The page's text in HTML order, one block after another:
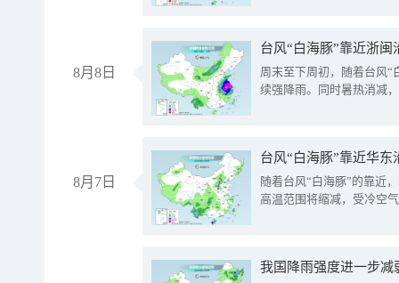
8月8日
台风“白海豚”靠近浙
周末至下周初，随着台风“
续强降雨。同时暑热消减
8月7日
台风“白海豚”靠近华
随着台风“白海豚”的靠近
高温范围将缩减，受冷空